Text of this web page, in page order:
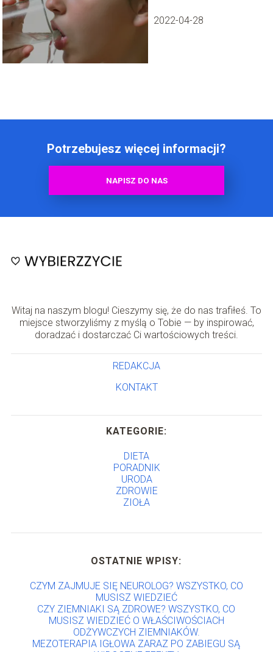
2022-04-28
Potrzebujesz więcej informacji?
NAPISZ DO NAS
Witaj na naszym blogu! Cieszymy się, że do nas trafiłeś. To
miejsce stworzyliśmy z myślą o Tobie — by inspirować,
doradzać i dostarczać Ci wartościowych treści.
REDAKCJA
KONTAKT
KATEGORIE:
DIETA
PORADNIK
URODA
ZDROWIE
ZIOŁA
OSTATNIE WPISY:
CZYM ZAJMUJE SIĘ NEUROLOG? WSZYSTKO, CO
MUSISZ WIEDZIEĆ
CZY ZIEMNIAKI SĄ ZDROWE? WSZYSTKO, CO
MUSISZ WIEDZIEĆ O WŁAŚCIWOŚCIACH
ODŻYWCZYCH ZIEMNIAKÓW.
MEZOTERAPIA IGŁOWA ZARAZ PO ZABIEGU SĄ